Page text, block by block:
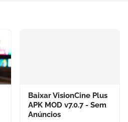
Baixar VisionCine Plus
APK MOD v7.0.7 - Sem
Anúncios